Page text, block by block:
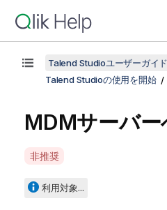
Talend Studioユーザーガイド
Talend Studioの使用を開始
MDMサーバ
A
a
非推奨
利用対象...